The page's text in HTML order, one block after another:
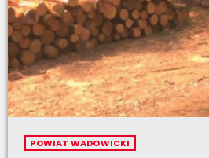
POWIAT WADOWICKI